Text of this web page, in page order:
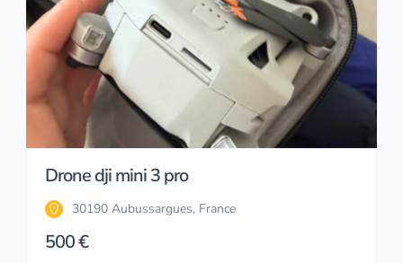
Drone dji mini 3 pro
30190 Aubussargues, France
500 €